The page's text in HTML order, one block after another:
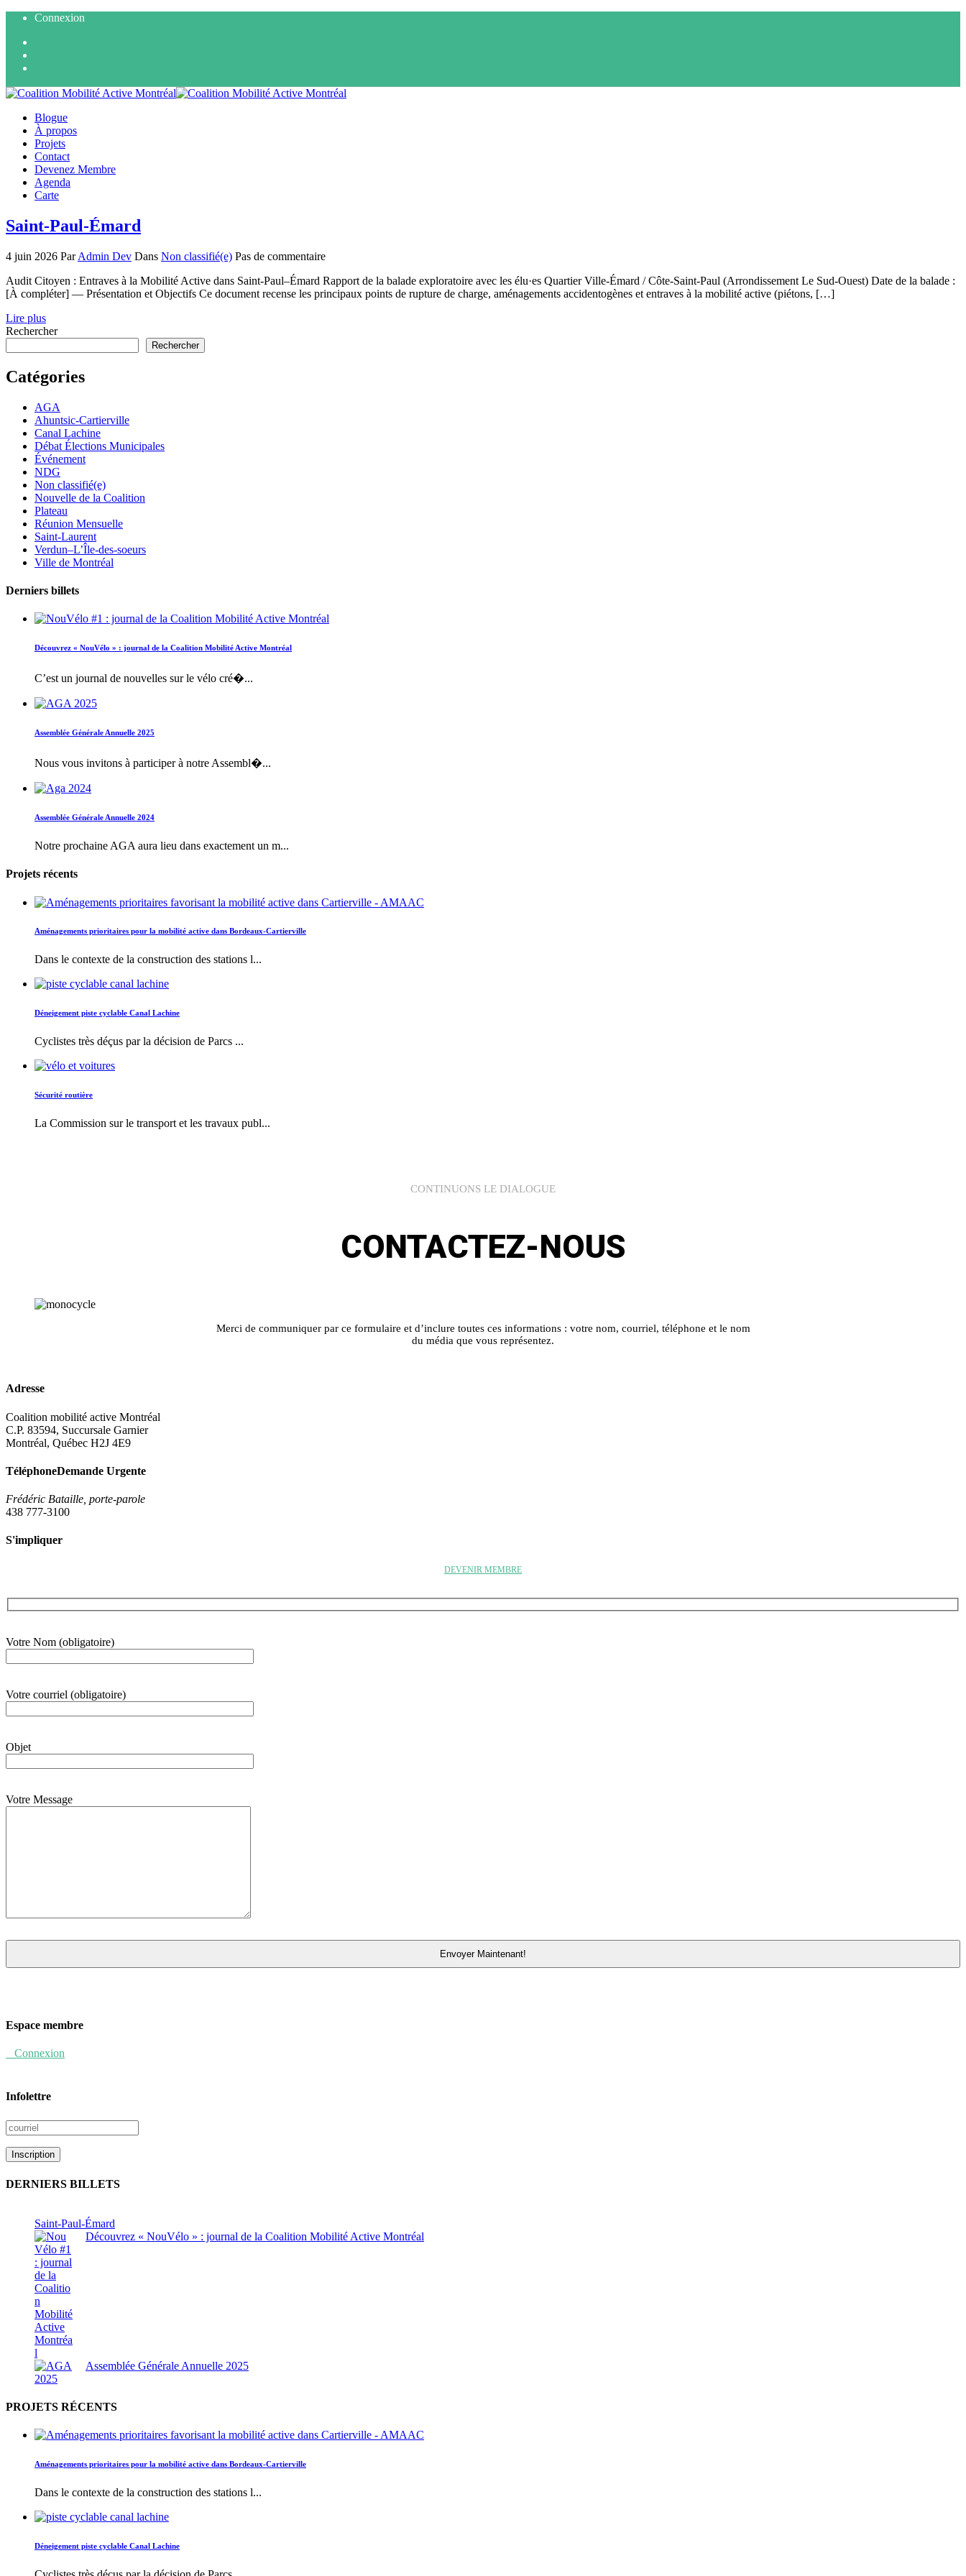
Connexion
Blogue
À propos
Projets
Contact
Devenez Membre
Agenda
Carte
Saint-Paul-Émard
4 juin 2026 ParAdmin Dev Dans Non classifié(e) Pas de commentaire
Audit Citoyen : Entraves à la Mobilité Active dans Saint-Paul–Émard Rapport de la balade exploratoire avec les élu·es Quartier Ville-Émard / Côte-Saint-Paul (Arrondissement Le Sud-Ouest) Date de la balade :
[À compléter] — Présentation et Objectifs Ce document recense les principaux points de rupture de charge, aménagements accidentogènes et entraves à la mobilité active (piétons, […]
Lire plus
Rechercher
Rechercher
Catégories
AGA
Ahuntsic-Cartierville
Canal Lachine
Débat Élections Municipales
Événement
NDG
Non classifié(e)
Nouvelle de la Coalition
Plateau
Réunion Mensuelle
Saint-Laurent
Verdun–L’Île-des-soeurs
Ville de Montréal
Derniers billets
Découvrez « NouVélo » : journal de la Coalition Mobilité Active Montréal
C’est un journal de nouvelles sur le vélo cré�...
Assemblée Générale Annuelle 2025
Nous vous invitons à participer à notre Assembl�...
Assemblée Générale Annuelle 2024
Notre prochaine AGA aura lieu dans exactement un m...
Projets récents
Aménagements prioritaires pour la mobilité active dans Bordeaux-Cartierville
Dans le contexte de la construction des stations l...
Déneigement piste cyclable Canal Lachine
Cyclistes très déçus par la décision de Parcs ...
Sécurité routière
La Commission sur le transport et les travaux publ...
CONTINUONS LE DIALOGUE
CONTACTEZ-NOUS
Merci de communiquer par ce formulaire et d’inclure toutes ces informations : votre nom, courriel, téléphone et le nom
du média que vous représentez.
Adresse
Coalition mobilité active Montréal
C.P. 83594, Succursale Garnier
Montréal, Québec H2J 4E9
TéléphoneDemande Urgente
Frédéric Bataille, porte-parole
438 777-3100
S'impliquer
DEVENIR MEMBRE
Votre Nom (obligatoire)
Votre courriel (obligatoire)
Objet
Votre Message
Espace membre
Connexion
Infolettre
DERNIERS BILLETS
Saint-Paul-Émard
Découvrez « NouVélo » : journal de la Coalition Mobilité Active Montréal
Assemblée Générale Annuelle 2025
PROJETS RÉCENTS
Aménagements prioritaires pour la mobilité active dans Bordeaux-Cartierville
Dans le contexte de la construction des stations l...
Déneigement piste cyclable Canal Lachine